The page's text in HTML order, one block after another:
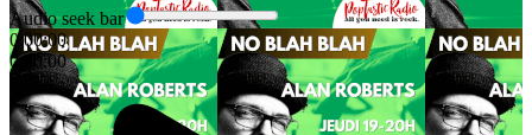
Audio seek bar
0:00:00
0:00:00